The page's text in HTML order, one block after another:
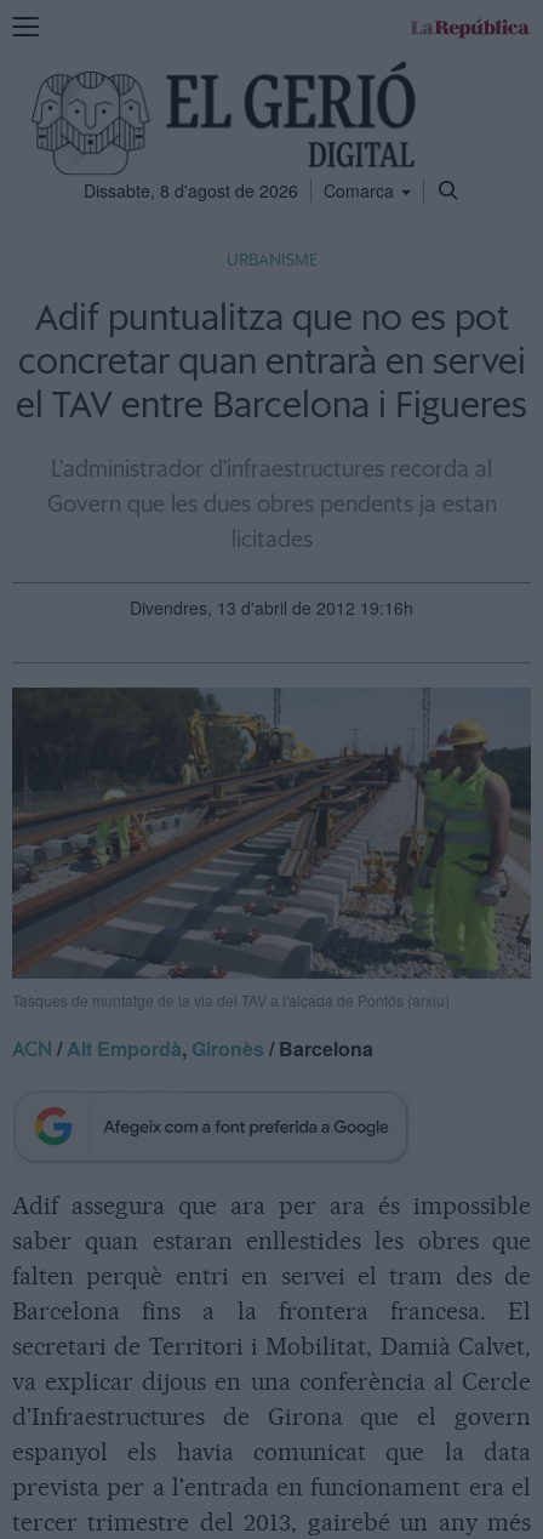
Mostra
navegació
Dissabte, 8 d'agost de 2026 Comarca
URBANISME
Adif puntualitza que no es pot
concretar quan entrarà en servei
el TAV entre Barcelona i Figueres
L'administrador d'infraestructures recorda al
Govern que les dues obres pendents ja estan
licitades
Divendres, 13 d'abril de 2012 19:16h
Tasques de muntatge de la via del TAV a l'alçada de Pontós (arxiu)
ACN /Alt Empordà, Gironès / Barcelona
Adif assegura que ara per ara és impossible
saber quan estaran enllestides les obres que
falten perquè entri en servei el tram des de
Barcelona fins a la frontera francesa. El
secretari de Territori i Mobilitat, Damià Calvet,
va explicar dijous en una conferència al Cercle
d'Infraestructures de Girona que el govern
espanyol els havia comunicat que la data
prevista per a l'entrada en funcionament era el
tercer trimestre del 2013, gairebé un any més